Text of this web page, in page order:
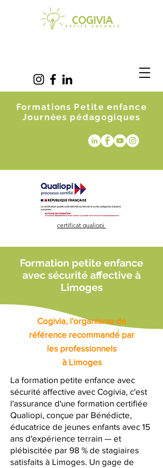
Formations Petite enfance
Journées pédagogiques
certificat qualiopi
Formation petite enfance
avec sécurité affective à
Limoges
Cogivia, l'organisme de
référence recommandé par
les professionnels
à Limoges
La formation petite enfance avec
sécurité affective avec Cogivia, c'est
l'assurance d'une formation certifiée
Qualiopi, conçue par Bénédicte,
éducatrice de jeunes enfants avec 15
ans d'expérience terrain — et
plébiscitée par 98 % de stagiaires
satisfaits à Limoges. Un gage de